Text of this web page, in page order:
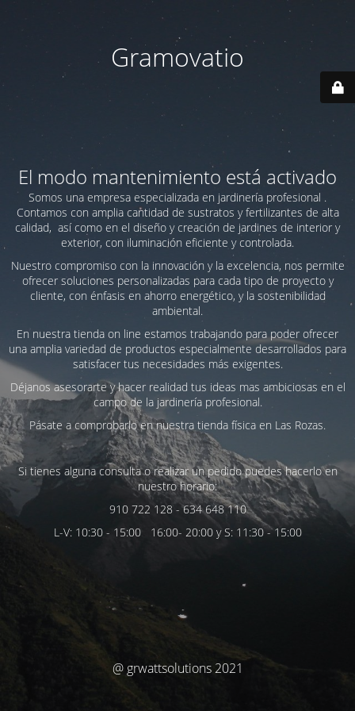
Gramovatio
El modo mantenimiento está activado
Somos una empresa especializada en jardinería profesional .
Contamos con amplia cantidad de sustratos y fertilizantes de alta
calidad, así como en el diseño y creación de jardines de interior y
exterior, con iluminación eficiente y controlada.
Nuestro compromiso con la innovación y la excelencia, nos permite
ofrecer soluciones personalizadas para cada tipo de proyecto y
cliente, con énfasis en ahorro energético, y la sostenibilidad
ambiental.
En nuestra tienda on line estamos trabajando para poder ofrecer
una amplia variedad de productos especialmente desarrollados para
satisfacer tus necesidades más exigentes.
Déjanos asesorarte y hacer realidad tus ideas mas ambiciosas en el
campo de la jardinería profesional.
Pásate a comprobarlo en nuestra tienda física en Las Rozas.
Si tienes alguna consulta o realizar un pedido puedes hacerlo en
nuestro horario:
910 722 128 - 634 648 110
L-V: 10:30 - 15:00 16:00- 20:00 y S: 11:30 - 15:00
@ grwattsolutions 2021